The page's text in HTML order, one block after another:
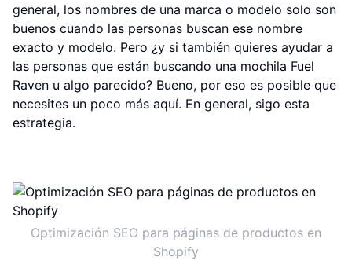
general, los nombres de una marca o modelo solo son
buenos cuando las personas buscan ese nombre
exacto y modelo. Pero ¿y si también quieres ayudar a
las personas que están buscando una mochila Fuel
Raven u algo parecido? Bueno, por eso es posible que
necesites un poco más aquí. En general, sigo esta
estrategia.
Optimización SEO para páginas de productos en
Shopify